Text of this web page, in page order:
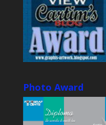
Photo Award